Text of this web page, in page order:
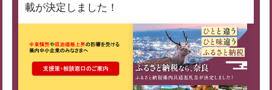
載が決定しました！